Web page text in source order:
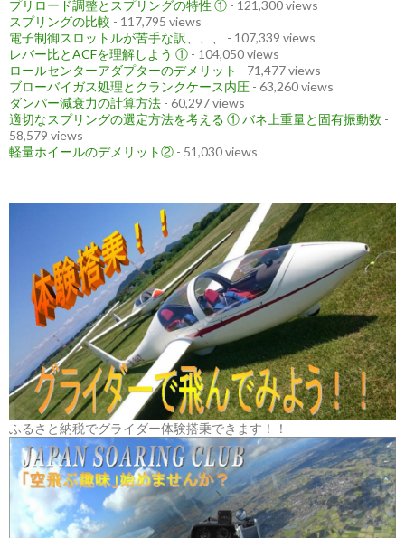
プリロード調整とスプリングの特性 ① - 121,300 views
スプリングの比較 - 117,795 views
電子制御スロットルが苦手な訳、、、
- 107,339 views
レバー比とACFを理解しよう ① - 104,050 views
ロールセンターアダプターのデメリット - 71,477 views
ブローバイガス処理とクランクケース内圧 - 63,260 views
ダンパー減衰力の計算方法 - 60,297 views
適切なスプリングの選定方法を考える ① バネ上重量と固有振動数 -
58,579 views
軽量ホイールのデメリット② - 51,030 views
ふるさと納税でグライダー体験搭乗できます！！